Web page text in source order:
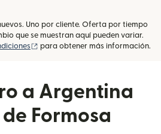
Uno por cliente. Oferta por tiempo
que se muestran aquí pueden variar.
(se abre en una ventana nueva)
para obtener más información.
a Argentina
Formosa